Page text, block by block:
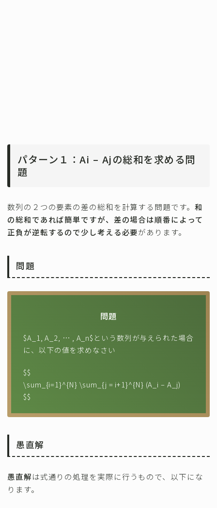
パターン１：Ai – Ajの総和を求める問
題
数列の２つの要素の差の総和を計算する問題です。 和
の総和であれば簡単ですが、差の場合は順番によって
正負が逆転するので少し考える必要があります。
問題
問題
$A_1, A_2, … , A_n$という数列が与えられた場合
に、以下の値を求めなさい
$$
\sum_{i=1}^{N} \sum_{j = i+1}^{N} (A_i – A_j)
$$
愚直解
愚直解は式通りの処理を実際に行うもので、以下にな
ります。